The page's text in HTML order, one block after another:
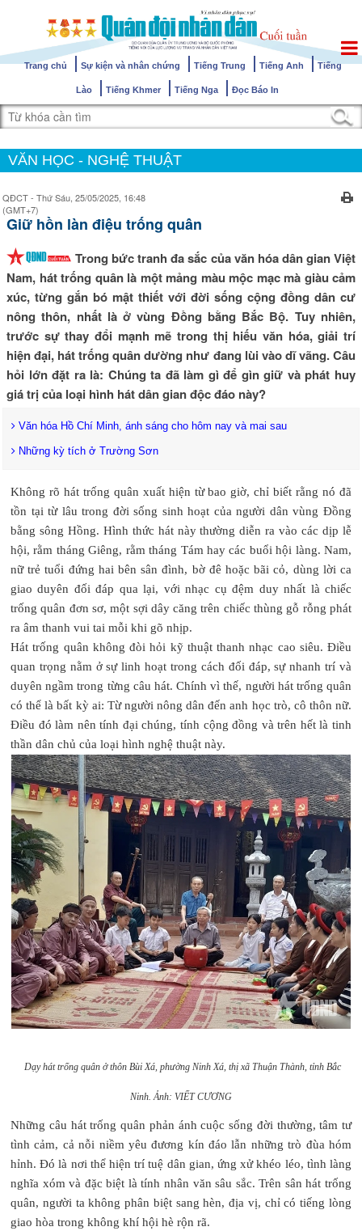
Trang chủ Sự kiện và nhân chứng Tiếng Trung Tiếng Anh Tiếng
Lào Tiếng Khmer Tiếng Nga Đọc Báo In
VĂN HỌC - NGHỆ THUẬT
QĐCT - Thứ Sáu, 25/05/2025, 16:48
(GMT+7)
Giữ hồn làn điệu trống quân
Trong bức tranh đa sắc của văn hóa dân gian Việt
Nam, hát trống quân là một mảng màu mộc mạc mà giàu cảm
xúc, từng gắn bó mật thiết với đời sống cộng đồng dân cư
nông thôn, nhất là ở vùng Đồng bằng Bắc Bộ. Tuy nhiên,
trước sự thay đổi mạnh mẽ trong thị hiếu văn hóa, giải trí
hiện đại, hát trống quân dường như đang lùi vào dĩ vãng. Câu
hỏi lớn đặt ra là: Chúng ta đã làm gì để gìn giữ và phát huy
giá trị của loại hình hát dân gian độc đáo này?
Văn hóa Hồ Chí Minh, ánh sáng cho hôm nay và mai sau
Những kỳ tích ở Trường Sơn
Không rõ hát trống quân xuất hiện từ bao giờ, chỉ biết rằng nó đã
tồn tại từ lâu trong đời sống sinh hoạt của người dân vùng Đồng
bằng sông Hồng. Hình thức hát này thường diễn ra vào các dịp lễ
hội, rằm tháng Giêng, rằm tháng Tám hay các buổi hội làng. Nam,
nữ trẻ tuổi đứng hai bên sân đình, bờ đê hoặc bãi cỏ, dùng lời ca
giao duyên đối đáp qua lại, với nhạc cụ đệm duy nhất là chiếc
trống quân đơn sơ, một sợi dây căng trên chiếc thùng gỗ rỗng phát
ra âm thanh vui tai mỗi khi gõ nhịp.
Hát trống quân không đòi hỏi kỹ thuật thanh nhạc cao siêu. Điều
quan trọng nằm ở sự linh hoạt trong cách đối đáp, sự nhanh trí và
duyên ngầm trong từng câu hát. Chính vì thế, người hát trống quân
có thể là bất kỳ ai: Từ người nông dân đến anh học trò, cô thôn nữ.
Điều đó làm nên tính đại chúng, tính cộng đồng và trên hết là tinh
thần dân chủ của loại hình nghệ thuật này.
Dạy hát trống quân ở thôn Bùi Xá, phường Ninh Xá, thị xã Thuận Thành, tỉnh Bắc
Ninh. Ảnh: VIẾT CƯƠNG
Những câu hát trống quân phản ánh cuộc sống đời thường, tâm tư
tình cảm, cả nỗi niềm yêu đương kín đáo lẫn những trò đùa hóm
hỉnh. Đó là nơi thể hiện trí tuệ dân gian, ứng xử khéo léo, tình làng
nghĩa xóm và đặc biệt là tính nhân văn sâu sắc. Trên sân hát trống
quân, người ta không phân biệt sang hèn, địa vị, chỉ có tiếng lòng
giao hòa trong không khí hội hè rộn rã.